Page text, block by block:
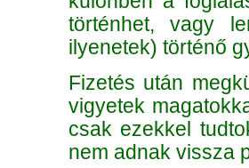
történhet, vagy
ilyenetek) történő
Fizetés után
vigyetek
csak ezekkel
nem adnak vissza